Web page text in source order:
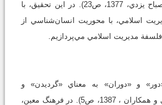
مديريت تجلي مي‌کند )مصباح يزدي، 1377، ص23). در اين تحقيق، با
اسلامي، با محوريت انسان‌شناسي از
فلسفة مديريت اسلامي مي‌پردازيم.
و «دوران» به معناي «گرديدن» و
«گرداندن» است (انصاري و همكاران ، 1387، ص5). در فرهنگ معين،